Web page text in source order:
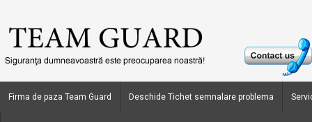
Firma de paza Team Guard Deschide Tichet semnalare problema